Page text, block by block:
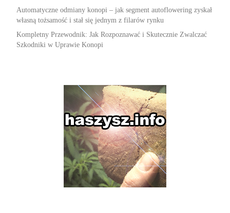
Automatyczne odmiany konopi – jak segment autoflowering zyskał
własną tożsamość i stał się jednym z filarów rynku
Kompletny Przewodnik: Jak Rozpoznawać i Skutecznie Zwalczać
Szkodniki w Uprawie Konopi